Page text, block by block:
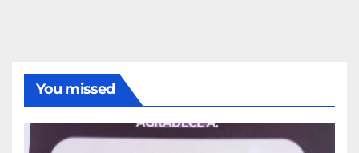
You missed